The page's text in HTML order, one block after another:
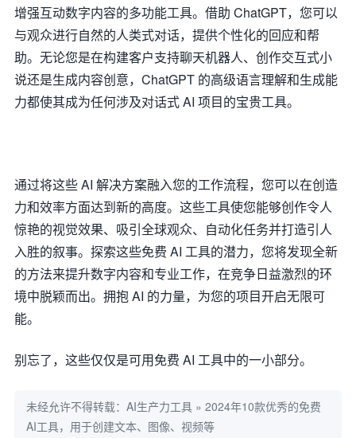
增强互动数字内容的多功能工具。借助 ChatGPT，您可以
与观众进行自然的人类式对话，提供个性化的回应和帮
助。无论您是在构建客户支持聊天机器人、创作交互式小
说还是生成内容创意，ChatGPT 的高级语言理解和生成能
力都使其成为任何涉及对话式 AI 项目的宝贵工具。
通过将这些 AI 解决方案融入您的工作流程，您可以在创造
力和效率方面达到新的高度。这些工具使您能够创作令人
惊艳的视觉效果、吸引全球观众、自动化任务并打造引人
入胜的叙事。探索这些免费 AI 工具的潜力，您将发现全新
的方法来提升数字内容和专业工作，在竞争日益激烈的环
境中脱颖而出。拥抱 AI 的力量，为您的项目开启无限可
能。
别忘了，这些仅仅是可用免费 AI 工具中的一小部分。
未经允许不得转载： AI生产力工具 » 2024年10款优秀的免费
AI工具，用于创建文本、图像、视频等